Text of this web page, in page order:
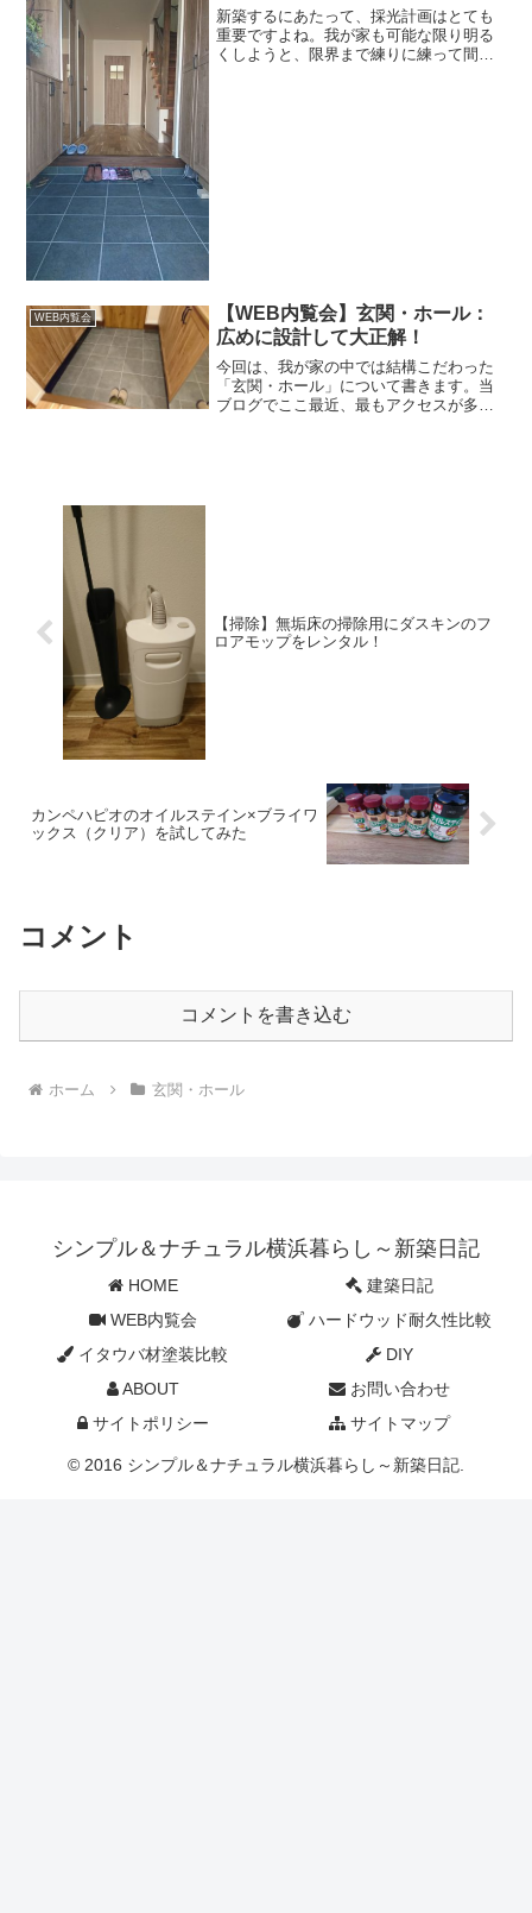
新築するにあたって、採光計画はとても
重要ですよね。我が家も可能な限り明る
くしようと、限界まで練りに練って間取
WEB内覧会
【WEB内覧会】玄関・ホール：
広めに設計して大正解！
今回は、我が家の中では結構こだわった
「玄関・ホール」について書きます。当
ブログでここ最近、最もアクセスが多い
【掃除】無垢床の掃除用にダスキンのフ
ロアモップをレンタル！
カンペハピオのオイルステイン×ブライワ
ックス（クリア）を試してみた
コメント
コメントを書き込む
ホーム 玄関・ホール
シンプル＆ナチュラル横浜暮らし～新築日記
HOME
建築日記
WEB内覧会
ハードウッド耐久性比較
イタウバ材塗装比較
DIY
ABOUT
お問い合わせ
サイトポリシー
サイトマップ
© 2016 シンプル＆ナチュラル横浜暮らし～新築日記.